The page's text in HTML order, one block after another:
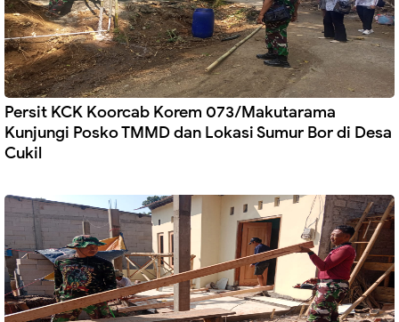
Persit KCK Koorcab Korem 073/Makutarama
Kunjungi Posko TMMD dan Lokasi Sumur Bor di Desa
Cukil